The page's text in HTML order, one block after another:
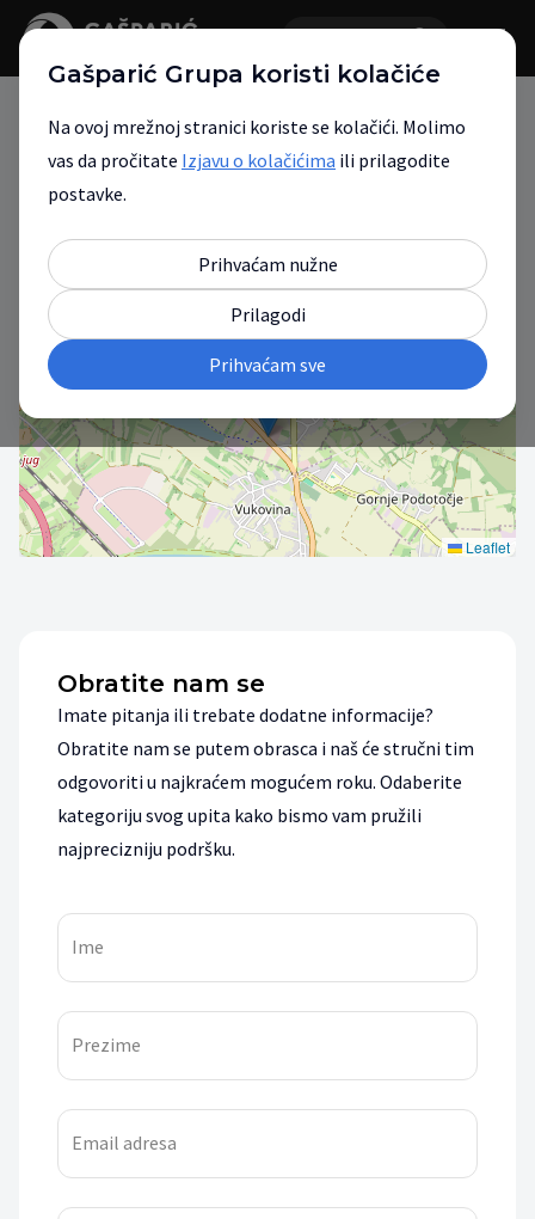
Gašparić Grupa
Vaš partner za mobilnost.
+
−
Leaflet
Obratite nam se
Imate pitanja ili trebate dodatne informacije?
Obratite nam se putem obrasca i naš će stručni tim
odgovoriti u najkraćem mogućem roku. Odaberite
kategoriju svog upita kako bismo vam pružili
najprecizniju podršku.
Ime
Prezime
Email adresa
Gašparić Grupa koristi kolačiće
Na ovoj mrežnoj stranici koriste se kolačići. Molimo
vas da pročitate Izjavu o kolačićima ili prilagodite
postavke.
Prihvaćam nužne
Prilagodi
Prihvaćam sve